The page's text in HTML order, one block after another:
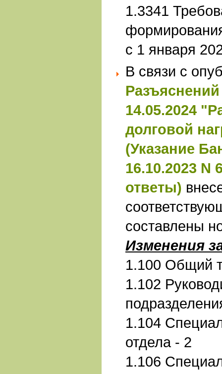
1.3341
с 1 января
В связи с
14.05.2024
долговой
(Указание
16.10.2023 N
ответы)
составлены
Изменения
1.100 Общий
1.102
1.104
отдела - 2
1.106